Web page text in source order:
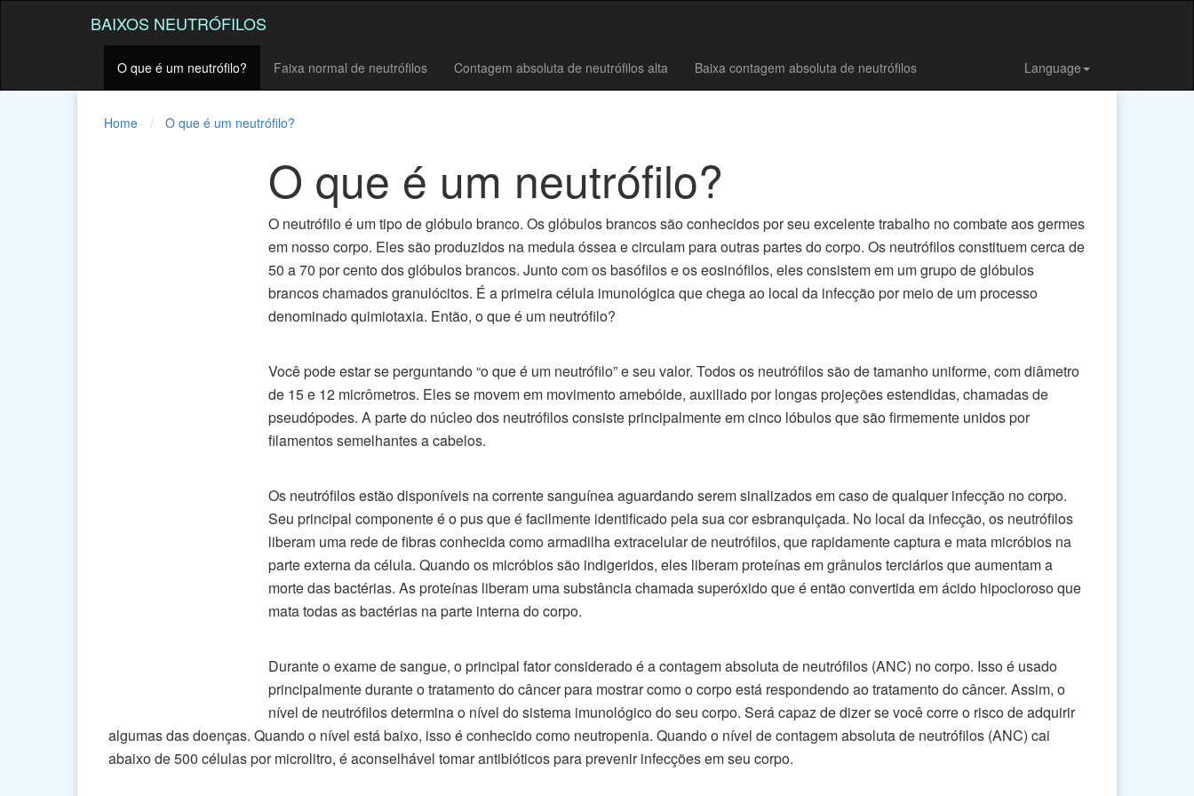
BAIXOS NEUTRÓFILOS
O que é um neutrófilo? Faixa normal de neutrófilos Contagem absoluta de neutrófilos alta Baixa contagem absoluta de neutrófilos Language
Home O que é um neutrófilo?
O que é um neutrófilo?
O neutrófilo é um tipo de glóbulo branco. Os glóbulos brancos são conhecidos por seu excelente trabalho no combate aos germes
em nosso corpo. Eles são produzidos na medula óssea e circulam para outras partes do corpo. Os neutrófilos constituem cerca de
50 a 70 por cento dos glóbulos brancos. Junto com os basófilos e os eosinófilos, eles consistem em um grupo de glóbulos
brancos chamados granulócitos. É a primeira célula imunológica que chega ao local da infecção por meio de um processo
denominado quimiotaxia. Então, o que é um neutrófilo?
Você pode estar se perguntando “o que é um neutrófilo” e seu valor. Todos os neutrófilos são de tamanho uniforme, com diâmetro
de 15 e 12 micrômetros. Eles se movem em movimento amebóide, auxiliado por longas projeções estendidas, chamadas de
pseudópodes. A parte do núcleo dos neutrófilos consiste principalmente em cinco lóbulos que são firmemente unidos por
filamentos semelhantes a cabelos.
Os neutrófilos estão disponíveis na corrente sanguínea aguardando serem sinalizados em caso de qualquer infecção no corpo.
Seu principal componente é o pus que é facilmente identificado pela sua cor esbranquiçada. No local da infecção, os neutrófilos
liberam uma rede de fibras conhecida como armadilha extracelular de neutrófilos, que rapidamente captura e mata micróbios na
parte externa da célula. Quando os micróbios são indigeridos, eles liberam proteínas em grânulos terciários que aumentam a
morte das bactérias. As proteínas liberam uma substância chamada superóxido que é então convertida em ácido hipocloroso que
mata todas as bactérias na parte interna do corpo.
Durante o exame de sangue, o principal fator considerado é a contagem absoluta de neutrófilos (ANC) no corpo. Isso é usado
principalmente durante o tratamento do câncer para mostrar como o corpo está respondendo ao tratamento do câncer. Assim, o
nível de neutrófilos determina o nível do sistema imunológico do seu corpo. Será capaz de dizer se você corre o risco de adquirir
algumas das doenças. Quando o nível está baixo, isso é conhecido como neutropenia. Quando o nível de contagem absoluta de neutrófilos (ANC) cai
abaixo de 500 células por microlitro, é aconselhável tomar antibióticos para prevenir infecções em seu corpo.